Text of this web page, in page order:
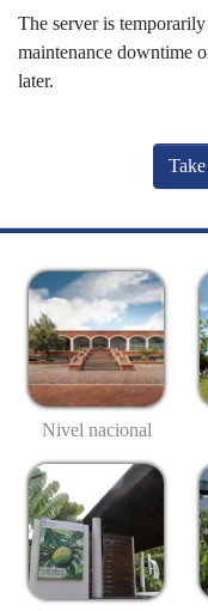
The server is
maintenance downtime
later.
Nivel nacional